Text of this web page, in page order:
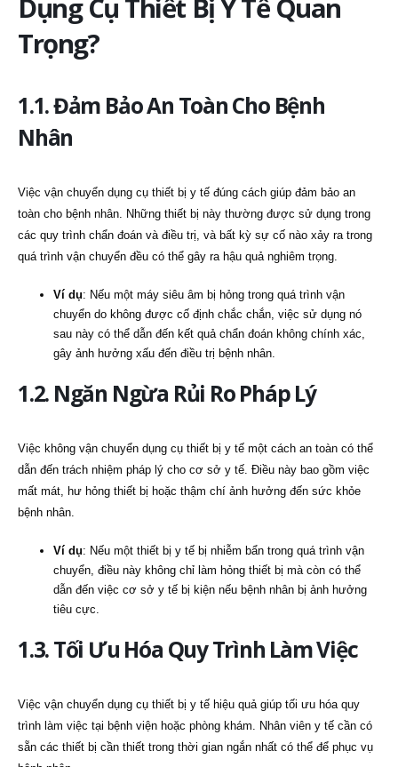
Dụng Cụ Thiết Bị Y Tế Quan
Trọng?
1.1. Đảm Bảo An Toàn Cho Bệnh
Nhân
Việc vận chuyển dụng cụ thiết bị y tế đúng cách giúp đảm bảo an
toàn cho bệnh nhân. Những thiết bị này thường được sử dụng trong
các quy trình chẩn đoán và điều trị, và bất kỳ sự cố nào xảy ra trong
quá trình vận chuyển đều có thể gây ra hậu quả nghiêm trọng.
Ví dụ: Nếu một máy siêu âm bị hỏng trong quá trình vận
chuyển do không được cố định chắc chắn, việc sử dụng nó
sau này có thể dẫn đến kết quả chẩn đoán không chính xác,
gây ảnh hưởng xấu đến điều trị bệnh nhân.
1.2. Ngăn Ngừa Rủi Ro Pháp Lý
Việc không vận chuyển dụng cụ thiết bị y tế một cách an toàn có thể
dẫn đến trách nhiệm pháp lý cho cơ sở y tế. Điều này bao gồm việc
mất mát, hư hỏng thiết bị hoặc thậm chí ảnh hưởng đến sức khỏe
bệnh nhân.
Ví dụ: Nếu một thiết bị y tế bị nhiễm bẩn trong quá trình vận
chuyển, điều này không chỉ làm hỏng thiết bị mà còn có thể
dẫn đến việc cơ sở y tế bị kiện nếu bệnh nhân bị ảnh hưởng
tiêu cực.
1.3. Tối Ưu Hóa Quy Trình Làm Việc
Việc vận chuyển dụng cụ thiết bị y tế hiệu quả giúp tối ưu hóa quy
trình làm việc tại bệnh viện hoặc phòng khám. Nhân viên y tế cần có
sẵn các thiết bị cần thiết trong thời gian ngắn nhất có thể để phục vụ